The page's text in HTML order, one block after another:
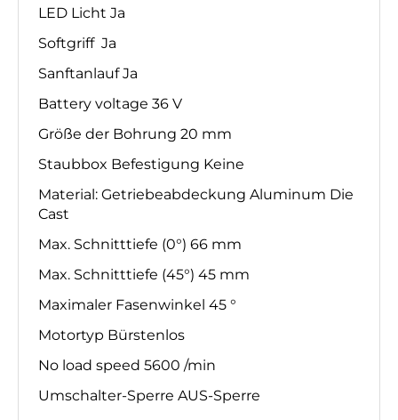
LED Licht Ja
Softgriff Ja
Sanftanlauf Ja
Battery voltage 36 V
Größe der Bohrung 20 mm
Staubbox Befestigung Keine
Material: Getriebeabdeckung Aluminum Die
Cast
Max. Schnitttiefe (0°) 66 mm
Max. Schnitttiefe (45°) 45 mm
Maximaler Fasenwinkel 45 °
Motortyp Bürstenlos
No load speed 5600 /min
Umschalter-Sperre AUS-Sperre